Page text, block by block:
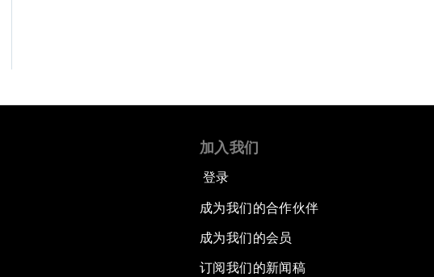
加入我们
登录
成为我们的合作伙伴
成为我们的会员
订阅我们的新闻稿